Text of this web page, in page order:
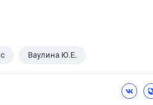
Ваулина Ю.Е.